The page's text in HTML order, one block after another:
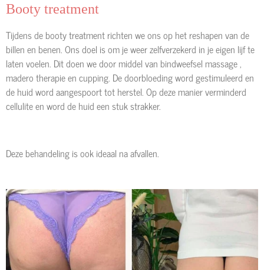
Booty treatment
Tijdens de booty treatment richten we ons op het reshapen van de
billen en benen. Ons doel is om je weer zelfverzekerd in je eigen lijf te
laten voelen. Dit doen we door middel van bindweefsel massage ,
madero therapie en cupping. De doorbloeding word gestimuleerd en
de huid word aangespoort tot herstel. Op deze manier verminderd
cellulite en word de huid een stuk strakker.
Deze behandeling is ook ideaal na afvallen.